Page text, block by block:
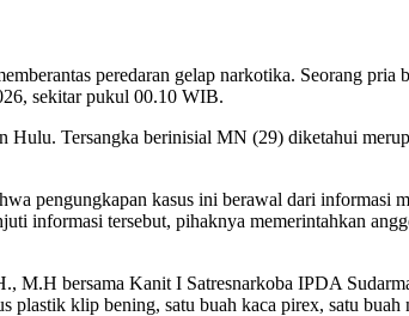
peredaran gelap narkotika. Seorang
sekitar pukul 00.10 WIB.
Hulu. Tersangka berinisial MN (29) diketahui
pengungkapan kasus ini berawal dari informasi
informasi tersebut, pihaknya memerintahkan
M.H bersama Kanit I Satresnarkoba IPDA
plastik klip bening, satu buah kaca pirex, satu buah